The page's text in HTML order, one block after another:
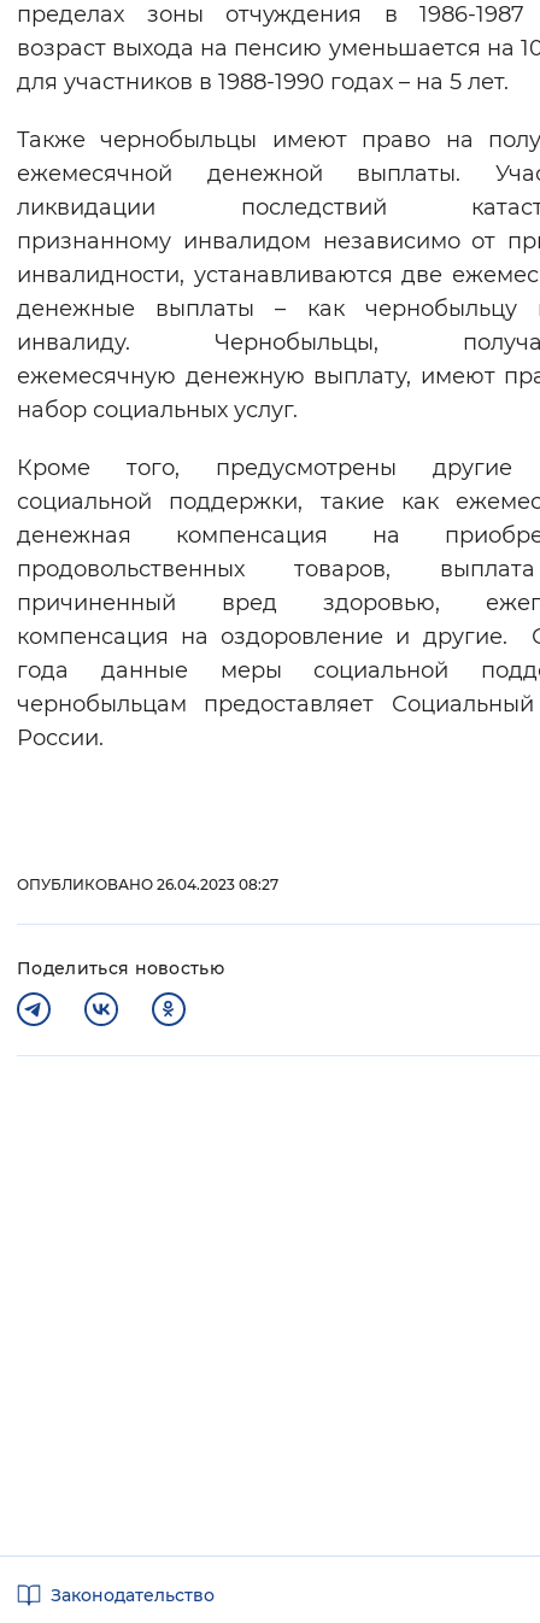
Вернуть стандартные настройки
пределах зоны отчуждения в 1986-1987
возраст выхода на пенсию уменьшается на
для участников в 1988-1990 годах – на 5 лет.
Также чернобыльцы имеют право на
ежемесячной денежной выплаты.
ликвидации последствий
признанному инвалидом независимо от
инвалидности, устанавливаются две
денежные выплаты – как чернобыльцу
инвалиду. Чернобыльцы,
ежемесячную денежную выплату, имеют
набор социальных услуг.
Кроме того, предусмотрены другие
социальной поддержки, такие как
денежная компенсация на
продовольственных товаров,
причиненный вред здоровью,
компенсация на оздоровление и другие.
года данные меры социальной
чернобыльцам предоставляет
России.
ОПУБЛИКОВАНО 26.04.2023 08:27
Поделиться новостью
ссылкиЗаконодательство